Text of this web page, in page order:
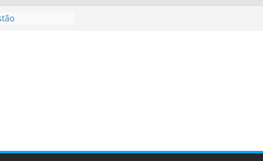
em Porto
de transfer,
de alto padrão
–
o segundo
únicas e